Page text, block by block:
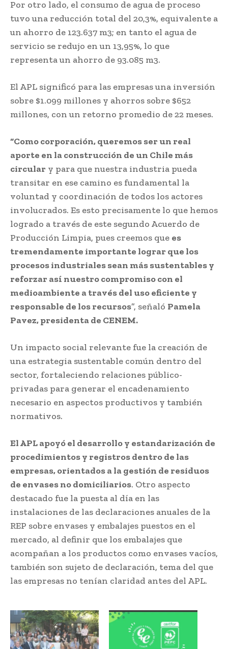
Por otro lado, el consumo de agua de proceso
tuvo una reducción total del 20,3%, equivalente a
un ahorro de 123.637 m3; en tanto el agua de
servicio se redujo en un 13,95%, lo que
representa un ahorro de 93.085 m3.
El APL significó para las empresas una inversión
sobre $1.099 millones y ahorros sobre $652
millones, con un retorno promedio de 22 meses.
“Como corporación, queremos ser un real
aporte en la construcción de un Chile más
circular y para que nuestra industria pueda
transitar en ese camino es fundamental la
voluntad y coordinación de todos los actores
involucrados. Es esto precisamente lo que hemos
logrado a través de este segundo Acuerdo de
Producción Limpia, pues creemos que es
tremendamente importante lograr que los
procesos industriales sean más sustentables y
reforzar así nuestro compromiso con el
medioambiente a través del uso eficiente y
responsable de los recursos”, señaló Pamela
Pavez, presidenta de CENEM.
Un impacto social relevante fue la creación de
una estrategia sustentable común dentro del
sector, fortaleciendo relaciones público-
privadas para generar el encadenamiento
necesario en aspectos productivos y también
normativos.
El APL apoyó el desarrollo y estandarización de
procedimientos y registros dentro de las
empresas, orientados a la gestión de residuos
de envases no domiciliarios. Otro aspecto
destacado fue la puesta al día en las
instalaciones de las declaraciones anuales de la
REP sobre envases y embalajes puestos en el
mercado, al definir que los embalajes que
acompañan a los productos como envases vacíos,
también son sujeto de declaración, tema del que
las empresas no tenían claridad antes del APL.